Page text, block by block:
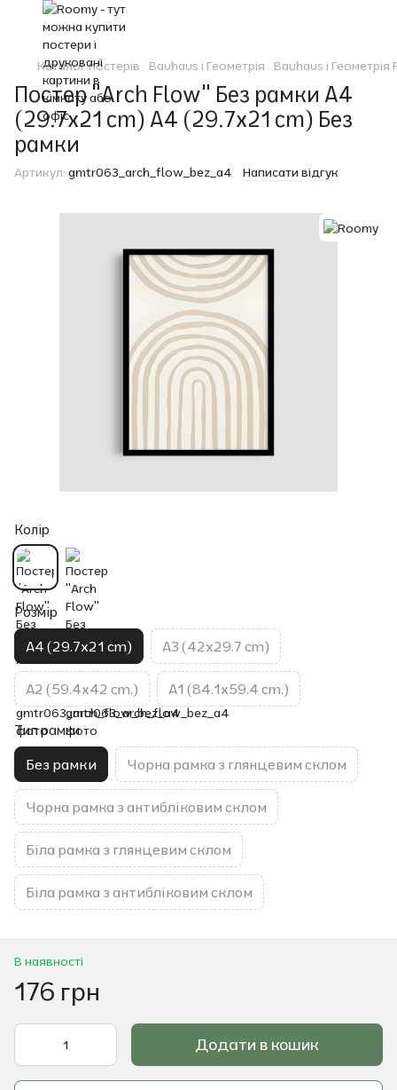
Каталог постерів Bauhaus і Геометрія Bauhaus і Геометрія
Постер "Arch Flow" Без рамки A4
(29.7x21 cm) A4 (29.7x21 cm) Без
рамки
Артикул: gmtr063_arch_flow_bez_a4 Написати відгук
Колір
Розмір
A4 (29.7x21 cm) A3 (42x29.7 cm)
A2 (59.4x42 cm.) A1 (84.1x59.4 cm.)
Тип рамки
Без рамки Чорна рамка з глянцевим склом
Чорна рамка з антибліковим склом
Біла рамка з глянцевим склом
Біла рамка з антибліковим склом
В наявності
176 грн
Додати в кошик